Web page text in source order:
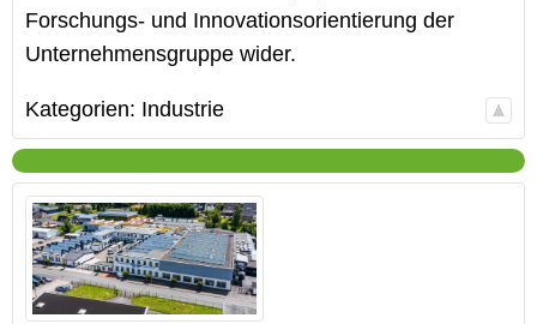
Forschungs- und Innovationsorientierung der
Unternehmensgruppe wider.
Kategorien: Industrie